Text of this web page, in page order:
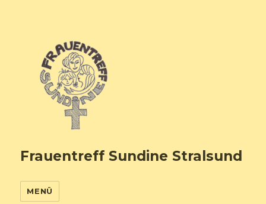
Frauentreff Sundine Stralsund
MENÜ